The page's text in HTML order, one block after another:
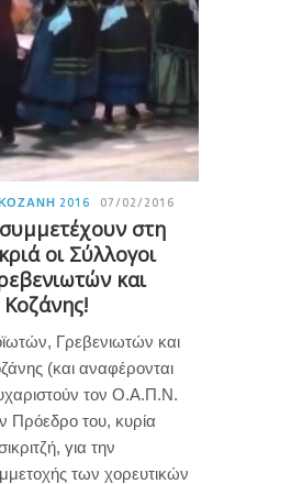
2016 07/02/2016
στη
οι Σύλλογοι
και
Γρεβενιωτών και
(και αναφέρονται
τον Ο.Α.Π.Ν.
Πρόεδρο του, κυρία
για την
των χορευτικών